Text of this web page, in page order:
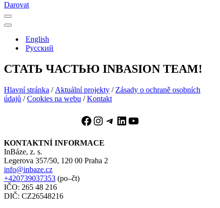
Darovat
Меню
навигации
Меню
навигацииEnglish
Русский
СТАТЬ ЧАСТЬЮ INBASION TEAM!
Hlavní stránka / Aktuální projekty / Zásady o ochraně osobních
údajů /Cookies na webu /Kontakt
Facebook
Instagram
Telegram
LinkedIn
YouTube
KONTAKTNÍ INFORMACE
InBáze, z. s.
Legerova 357/50, 120 00 Praha 2
info@inbaze.cz
+420739037353 (po–čt)
IČO: 265 48 216
DIČ: CZ26548216